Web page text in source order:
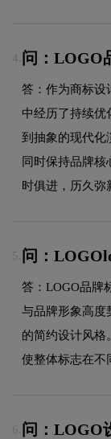
4. 问：LOGO
答：作为商标设
中经历了持续优
到抽象的现代化
同时保持品牌核
时俱进，历久弥
5. 问：
答：LOGO品牌
与品牌形象高度
的简约设计风格
使整体标志在不
6. 问：LOGO